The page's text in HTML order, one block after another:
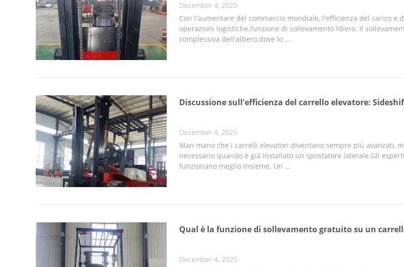
December 4, 2025
Con l'aumentare del commercio mondiale, l'efficienza del carico
operazioni logistiche.funzione di sollevamento libero. Il
complessiva dell'albero.dove lo ...
Discussione sull'efficienza del carrello elevatore:
December 4, 2025
Man mano che i carrelli elevatori diventano sempre più avanzati,
necessario quando è già installato un spostatore laterale.Gli
funzionano meglio insieme. Un ...
Qual è la funzione di sollevamento gratuito su un
December 4, 2025